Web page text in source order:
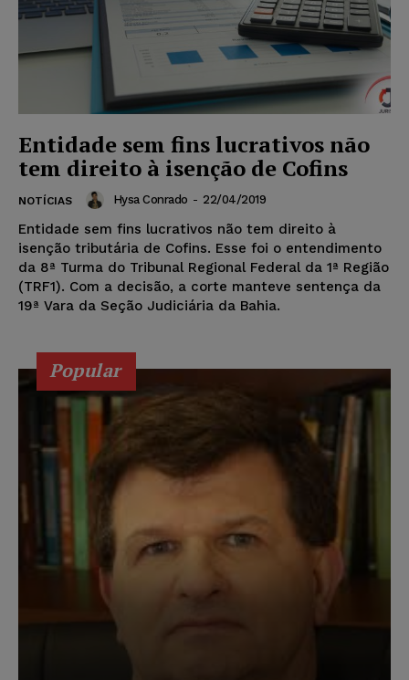
Entidade sem fins lucrativos não
tem direito à isenção de Cofins
NOTÍCIAS Hysa Conrado - 22/04/2019
Entidade sem fins lucrativos não tem direito à
isenção tributária de Cofins. Esse foi o entendimento
da 8ª Turma do Tribunal Regional Federal da 1ª Região
(TRF1). Com a decisão, a corte manteve sentença da
19ª Vara da Seção Judiciária da Bahia.
Popular